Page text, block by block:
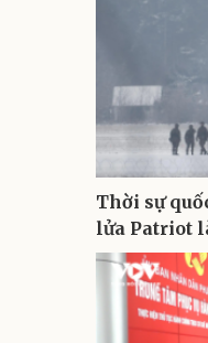
Thời sự
lửa Patriot